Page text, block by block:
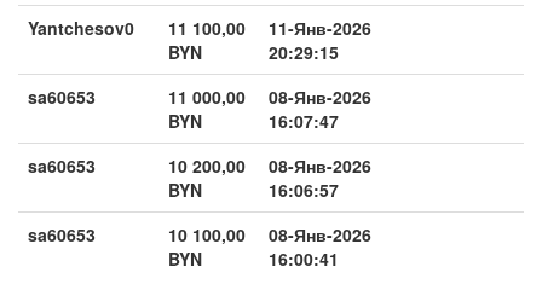
Yantchesov0
11 100,00
BYN
11-Янв-2026
20:29:15
sa60653
11 000,00
BYN
08-Янв-2026
16:07:47
sa60653
10 200,00
BYN
08-Янв-2026
16:06:57
sa60653
10 100,00
BYN
08-Янв-2026
16:00:41